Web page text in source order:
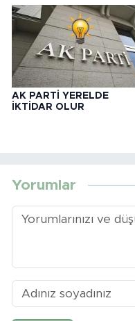
AK PARTİ YERELDE
İKTİDAR OLUR
Yorumlar